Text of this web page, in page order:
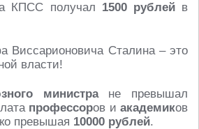
КПСС получал 1500 рублейв
министране превышал
профессоров иакадемиков
превышая 10000 рублей.